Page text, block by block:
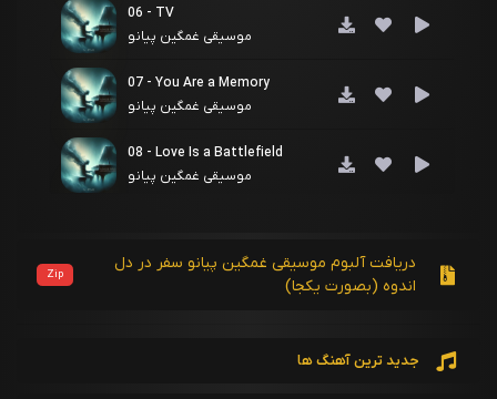
06 - TV
موسیقی غمگین پیانو
07 - You Are a Memory
موسیقی غمگین پیانو
08 - Love Is a Battlefield
موسیقی غمگین پیانو
دریافت آلبوم موسیقی غمگین پیانو سفر در دل
اندوه (بصورت یکجا)
Zip
جدید ترین آهنگ ها